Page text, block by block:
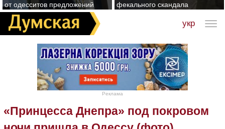
от одесситов предложений
фекального скандала
укр
Реклама
«Принцесса Днепра» под покровом